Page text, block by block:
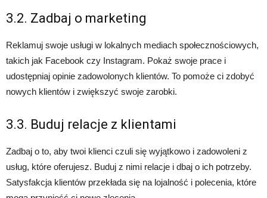
3.2. Zadbaj o marketing
Reklamuj swoje usługi w lokalnych mediach społecznościowych,
takich jak Facebook czy Instagram. Pokaż swoje prace i
udostępniaj opinie zadowolonych klientów. To pomoże ci zdobyć
nowych klientów i zwiększyć swoje zarobki.
3.3. Buduj relacje z klientami
Zadbaj o to, aby twoi klienci czuli się wyjątkowo i zadowoleni z
usług, które oferujesz. Buduj z nimi relacje i dbaj o ich potrzeby.
Satysfakcja klientów przekłada się na lojalność i polecenia, które